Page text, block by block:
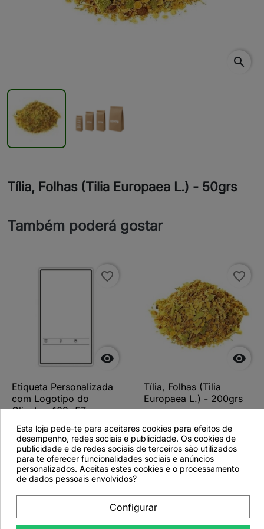
search
Tília, Folhas (Tilia Europaea L.) - 50grs
Também poderá gostar

favorite_border
Etiqueta Personalizada
com Logotipo do
Cliente - 103x57mm
T25
Ver detalhes

favorite_border
Tília, Folhas (Tilia
Europaea L.) - 200grs
Esta loja pede-te para aceitares cookies para efeitos de
desempenho, redes sociais e publicidade. Os cookies de
publicidade e de redes sociais de terceiros são utilizados
para te oferecer funcionalidades sociais e anúncios
personalizados. Aceitas estes cookies e o processamento
de dados pessoais envolvidos?
Configurar